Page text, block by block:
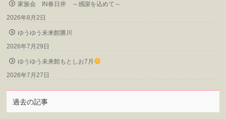
家族会 IN春日井 ～感謝を込めて～
2026年8月2日
ゆうゆう未来館勝川
2026年7月29日
ゆうゆう未来館もとしお7月
2026年7月27日
過去の記事